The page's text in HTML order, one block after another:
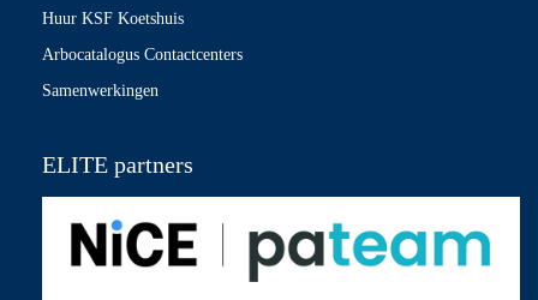
Huur KSF Koetshuis
Arbocatalogus Contactcenters
Samenwerkingen
ELITE partners